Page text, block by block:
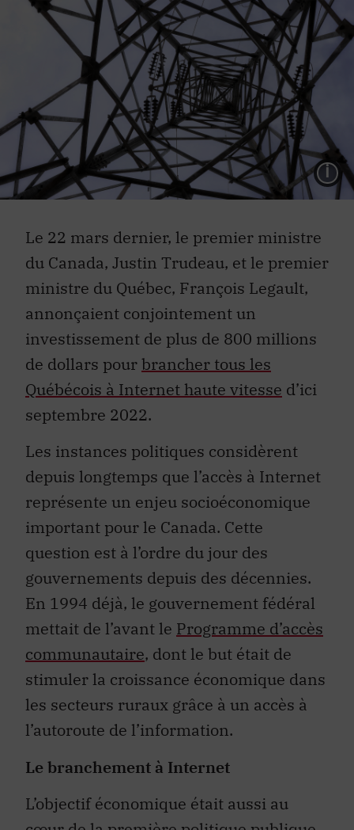
Le 22 mars dernier, le premier ministre
du Canada, Justin Trudeau, et le premier
ministre du Québec, François Legault,
annonçaient conjointement un
investissement de plus de 800 millions
de dollars pour brancher tous les
Québécois à Internet haute vitesse
d’ici
septembre 2022.
Les instances politiques considèrent
depuis longtemps que l’accès à Internet
représente un enjeu socioéconomique
important pour le Canada. Cette
question est à l’ordre du jour des
gouvernements depuis des décennies.
En 1994 déjà, le gouvernement fédéral
mettait de l’avant le
Programme d’accès
, dont le but était de
stimuler la croissance économique dans
les secteurs ruraux grâce à un accès à
l’autoroute de l’information.
Le branchement à Internet
L’objectif économique était aussi au
cœur de la
première politique publique